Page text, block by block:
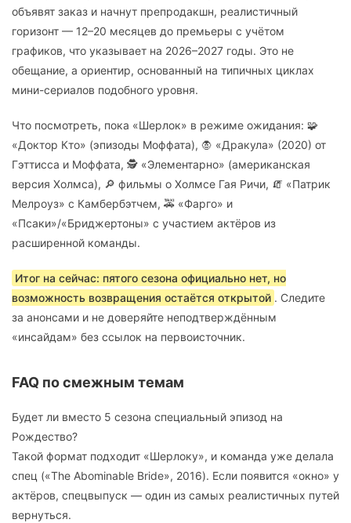
объявят заказ и начнут препродакшн, реалистичный
горизонт — 12–20 месяцев до премьеры с учётом
графиков, что указывает на 2026–2027 годы. Это не
обещание, а ориентир, основанный на типичных циклах
мини-сериалов подобного уровня.
Что посмотреть, пока «Шерлок» в режиме ожидания: 🧩
«Доктор Кто» (эпизоды Моффата), 🧛 «Дракула» (2020) от
Гэттисса и Моффата, 🕵️ «Элементарно» (американская
версия Холмса), 🔎 фильмы о Холмсе Гая Ричи, 🧯 «Патрик
Мелроуз» с Камбербэтчем, 🚕 «Фарго» и
«Псаки»/«Бриджертоны» с участием актёров из
расширенной команды.
Итог на сейчас: пятого сезона официально нет, но
возможность возвращения остаётся открытой . Следите
за анонсами и не доверяйте неподтверждённым
«инсайдам» без ссылок на первоисточник.
FAQ по смежным темам
Будет ли вместо 5 сезона специальный эпизод на
Рождество?
Такой формат подходит «Шерлоку», и команда уже делала
спец («The Abominable Bride», 2016). Если появится «окно» у
актёров, спецвыпуск — один из самых реалистичных путей
вернуться.